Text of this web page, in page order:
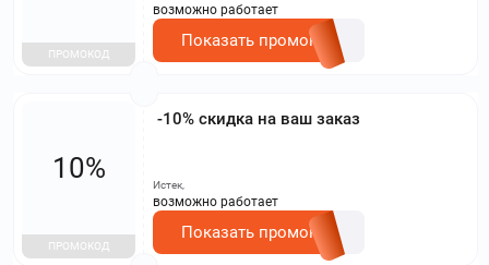
ПРОМОКОД
возможно работает
Показать промокод
-10% скидка на ваш заказ
10%
ПРОМОКОД
Истек,
возможно работает
Показать промокод